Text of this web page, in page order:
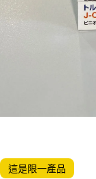
這是限一產品